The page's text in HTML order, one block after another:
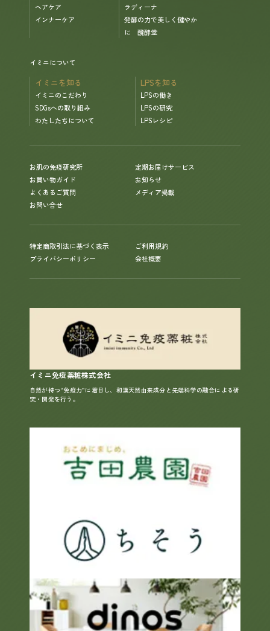
お問い合せ
メディア掲載
ヘアケア
インナーケア
ラディーナ
発酵の力で美しく健やか
に 醗酵堂
イミニについて
イミニを知る
イミニのこだわり
SDGsへの取り組み
わたしたちについて
LPSを知る
LPSの働き
LPSの研究
LPSレシピ
お肌の免疫研究所
定期お届けサービス
お買い物ガイド
お知らせ
よくあるご質問
メディア掲載
お問い合せ
特定商取引法に基づく表示
プライバシーポリシー
ご利用規約
会社概要
イミニ免疫薬粧株式会社
自然が持つ“免疫力”に着目し、和漢天然由来成分と先端科学の融合による研
究・開発を行う。